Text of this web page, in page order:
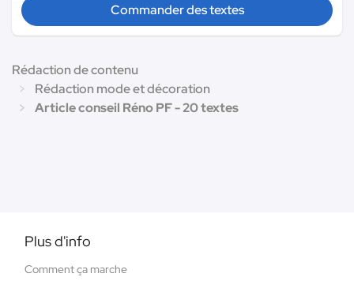
Commander des textes
Rédaction de contenu
Rédaction mode et décoration
Article conseil Réno PF - 20 textes
Plus d'info
Comment ça marche